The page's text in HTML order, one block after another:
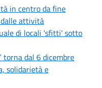
in centro da fine
attività
di locali 'sfitti' sotto
torna dal 6 dicembre
solidarietà e